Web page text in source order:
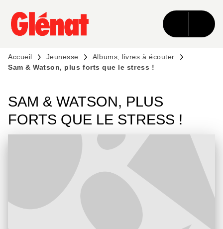
MENU RECHERCHE CONTENU
PIED DE PAGE
Accueil Jeunesse
Albums, livres à écouter
Sam & Watson, plus forts que le stress !
SAM & WATSON, PLUS
FORTS QUE LE STRESS !